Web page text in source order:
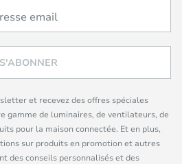
S'ABONNER
et recevez des offres spéciales
gamme de luminaires, de ventilateurs, de
pour la maison connectée. Et en plus,
sur produits en promotion et autres
des conseils personnalisés et des